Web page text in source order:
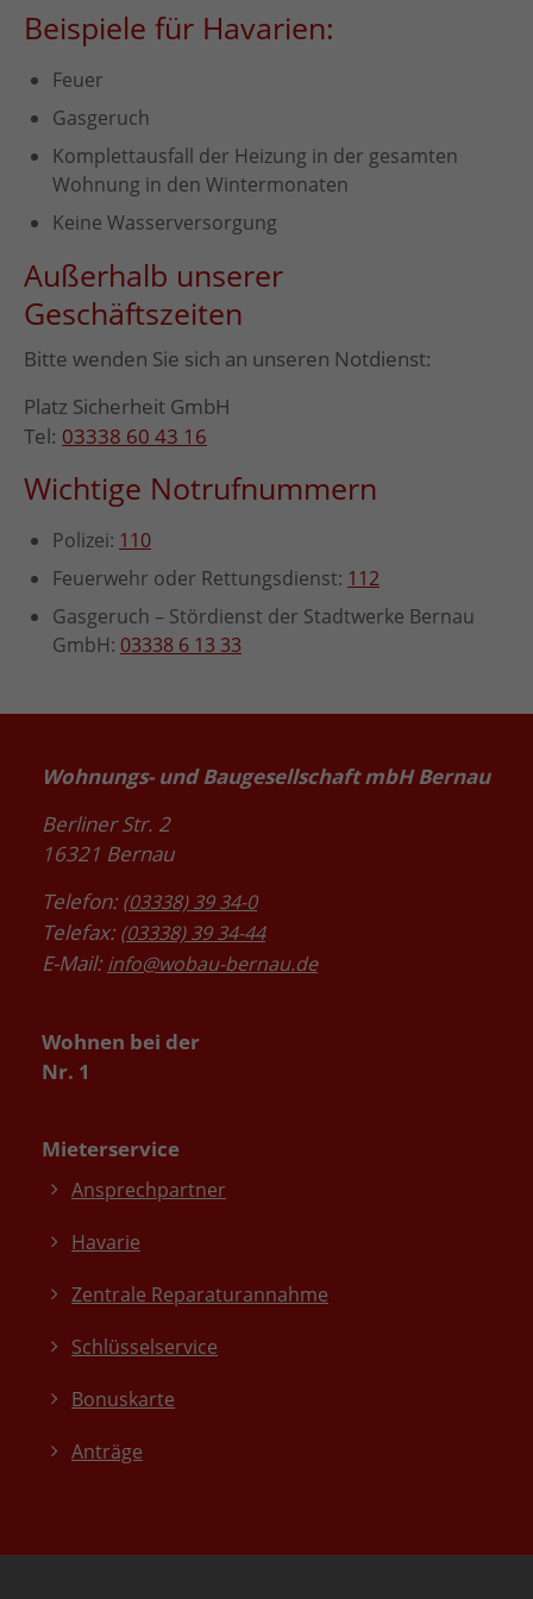
Beispiele für Havarien:
Feuer
Gasgeruch
Komplettausfall der Heizung in der gesamten
Wohnung in den Wintermonaten
Keine Wasserversorgung
Außerhalb unserer
Geschäftszeiten
Bitte wenden Sie sich an unseren Notdienst:
Platz Sicherheit GmbH
Tel: 03338 60 43 16
Wichtige Notrufnummern
Polizei: 110
Feuerwehr oder Rettungsdienst: 112
Gasgeruch – Stördienst der Stadtwerke Bernau
GmbH: 03338 6 13 33
Wohnungs- und Baugesellschaft mbH Bernau
Berliner Str. 2
16321 Bernau
Telefon:(03338) 39 34-0
Telefax:(03338) 39 34-44
E-Mail:info@wobau-bernau.de
Wohnen bei der
Nr. 1
Mieterservice
Ansprechpartner
Havarie
Zentrale Reparaturannahme
Schlüsselservice
Bonuskarte
Anträge